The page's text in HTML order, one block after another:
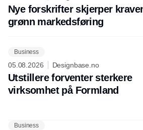
Nye forskrifter skjerper
grønn markedsføring
Business
05.08.2026 Designbase.no
Utstillere forventer sterkere
virksomhet på Formland
Business